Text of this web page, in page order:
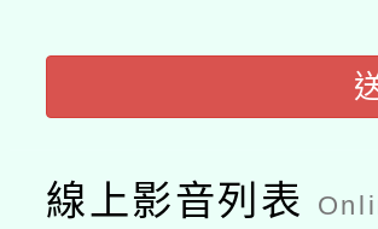
業技術研究院
115年8月22
線上影音列表